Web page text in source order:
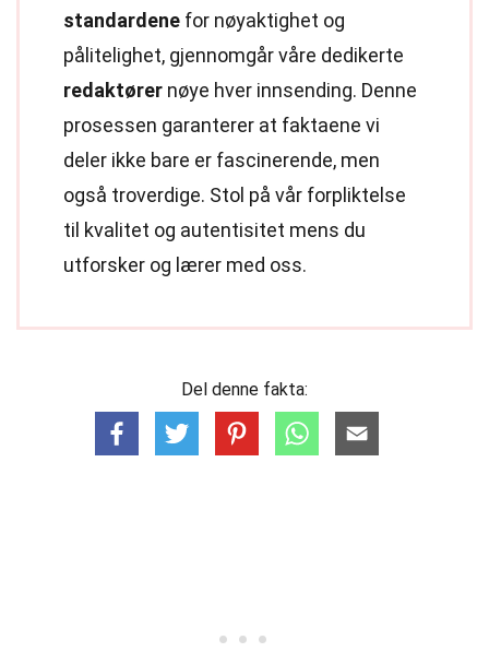
standardene for nøyaktighet og
pålitelighet, gjennomgår våre dedikerte
redaktører nøye hver innsending. Denne
prosessen garanterer at faktaene vi
deler ikke bare er fascinerende, men
også troverdige. Stol på vår forpliktelse
til kvalitet og autentisitet mens du
utforsker og lærer med oss.
Del denne fakta: